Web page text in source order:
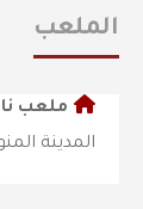
الملعب
ملعب
المدينة